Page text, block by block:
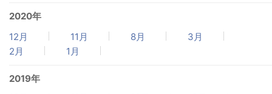
2020年
12月
11月 8月
3月
2月
1月
2019年